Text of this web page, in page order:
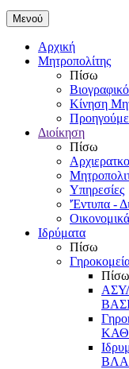
Μενού
Αρχική
Μητροπολίτης
Πίσω
Βιογραφικό
Κίνηση
Διοίκηση
Πίσω
Υπηρεσίες
'Έντυπα -
Ιδρύματα
Πίσω
Πίσω